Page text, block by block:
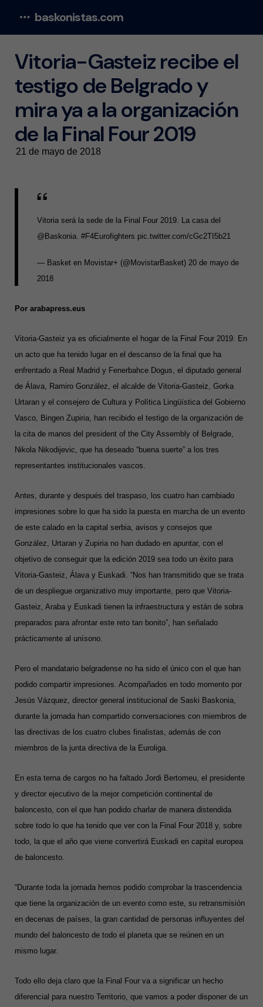
baskonistas.com
Vitoria-Gasteiz recibe el
testigo de Belgrado y
mira ya a la organización
de la Final Four 2019
21 de mayo de 2018
Vitoria será la sede de la Final Four 2019. La casa del
@Baskonia .#F4Eurofighters pic.twitter.com/cGc2TI5b21
— Basket en Movistar+ (@MovistarBasket) 20 de mayo de
2018
Por arabapress.eus
Vitoria-Gasteiz ya es oficialmente el hogar de la Final Four 2019. En
un acto que ha tenido lugar en el descanso de la final que ha
enfrentado a Real Madrid y Fenerbahce Dogus, el diputado general
de Álava, Ramiro González, el alcalde de Vitoria-Gasteiz, Gorka
Urtaran y el consejero de Cultura y Política Lingüística del Gobierno
Vasco, Bingen Zupiria, han recibido el testigo de la organización de
la cita de manos del president of the City Assembly of Belgrade,
Nikola Nikodijevic, que ha deseado “buena suerte” a los tres
representantes institucionales vascos.
Antes, durante y después del traspaso, los cuatro han cambiado
impresiones sobre lo que ha sido la puesta en marcha de un evento
de este calado en la capital serbia, avisos y consejos que
González, Urtaran y Zupiria no han dudado en apuntar, con el
objetivo de conseguir que la edición 2019 sea todo un éxito para
Vitoria-Gasteiz, Álava y Euskadi. “Nos han transmitido que se trata
de un despliegue organizativo muy importante, pero que Vitoria-
Gasteiz, Araba y Euskadi tienen la infraestructura y están de sobra
preparados para afrontar este reto tan bonito”, han señalado
prácticamente al unísono.
Pero el mandatario belgradense no ha sido el único con el que han
podido compartir impresiones. Acompañados en todo momento por
Jesús Vázquez, director general institucional de Saski Baskonia,
durante la jornada han compartido conversaciones con miembros de
las directivas de los cuatro clubes finalistas, además de con
miembros de la junta directiva de la Euroliga.
En esta terna de cargos no ha faltado Jordi Bertomeu, el presidente
y director ejecutivo de la mejor competición continental de
baloncesto, con el que han podido charlar de manera distendida
sobre todo lo que ha tenido que ver con la Final Four 2018 y, sobre
todo, la que el año que viene convertirá Euskadi en capital europea
de baloncesto.
“Durante toda la jornada hemos podido comprobar la trascendencia
que tiene la organización de un evento como este, su retransmisión
en decenas de países, la gran cantidad de personas influyentes del
mundo del baloncesto de todo el planeta que se reúnen en un
mismo lugar.
Todo ello deja claro que la Final Four va a significar un hecho
diferencial para nuestro Territorio, que vamos a poder disponer de un